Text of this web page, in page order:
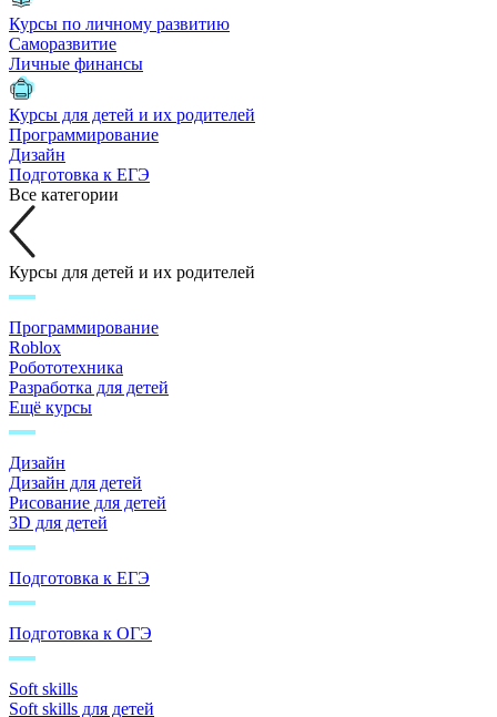
Курсы по личному развитию
Саморазвитие
Личные финансы
Курсы для детей и их родителей
Программирование
Дизайн
Подготовка к ЕГЭ
Все категории
Курсы для детей и их родителей
Программирование
Roblox
Робототехника
Разработка для детей
Ещё курсы
Дизайн
Дизайн для детей
Рисование для детей
3D для детей
Подготовка к ЕГЭ
Подготовка к ОГЭ
Soft skills
Soft skills для детей